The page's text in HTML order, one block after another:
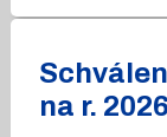
na r. 2026